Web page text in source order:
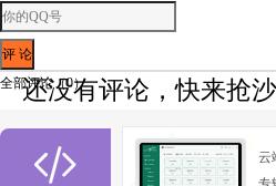
全部评论（0）
还没有评论，快来抢沙

云